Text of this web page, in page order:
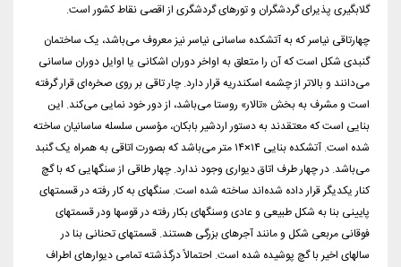
گلابگیری پذیرای گردشگران و تورهای گردشگری از اقصی نقاط کشور است.
چهارتاقی نیاسر که به آتشکده ساسانی نیاسر نیز معروف می‌باشد، یک ساختمان
گنبدی شکل است که آن را متعلق به اواخر دوران اشکانی یا اوایل دوران ساسانی
می‌دانند و بالاتر از چشمه اسکندریه قرار دارد. چار تاقی بر روی صخره‌ای قرار گرفته
است و مشرف به بخش «تالار» روستا می‌باشد، از دور خود نمایی می‌کند. این
بنایی است که معتقدند به دستور اردشیر بابکان، مؤسس سلسله ساسانیان ساخته
شده است. آتشکده بنایی ۱۴×۱۴ متر می‌باشد که بصورت اتاقی به همراه یک گنبد
می‌باشد. در چهار طرف اتاق دیواری وجود ندارد. چهار طاقی از سنگهایی که با گچ
کنار یکدیگر قرار داده شده‌اند ساخته شده است. سنگهای به کار رفته در قسمتهای
پایینی بنا به شکل طبیعی و عادی وسنگهای بکار رفته در قوسها ودر قسمتهای
فوقانی مربعی شکل و مانند آجرهای بزرگی هستند. قسمتهای تحنانی بنا در
سالهای اخیر با گچ پوشیده شده است. احتمالاً درگذشته تمامی دیوارهای اطراف